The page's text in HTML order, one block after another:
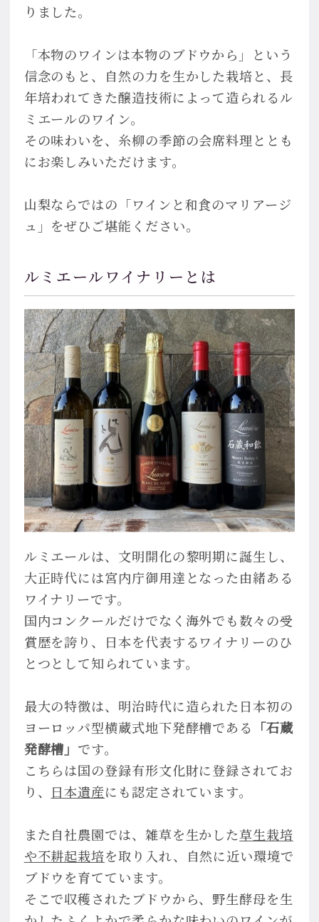
りました。
「本物のワインは本物のブドウから」という
信念のもと、自然の力を生かした栽培と、長
年培われてきた醸造技術によって造られるル
ミエールのワイン。
その味わいを、糸柳の季節の会席料理ととも
にお楽しみいただけます。
山梨ならではの「ワインと和食のマリアージ
ュ」をぜひご堪能ください。
ルミエールワイナリーとは
ルミエールは、文明開化の黎明期に誕生し、
大正時代には宮内庁御用達となった由緒ある
ワイナリーです。
国内コンクールだけでなく海外でも数々の受
賞歴を誇り、日本を代表するワイナリーのひ
とつとして知られています。
最大の特徴は、明治時代に造られた日本初の
ヨーロッパ型横蔵式地下発酵槽である 「石蔵
発酵槽」 です。
こちらは国の登録有形文化財に登録されてお
り、 日本遺産にも認定されています。
また自社農園では、雑草を生かした草生栽培
や不耕起栽培を取り入れ、自然に近い環境で
ブドウを育てています。
そこで収穫されたブドウから、野生酵母を生